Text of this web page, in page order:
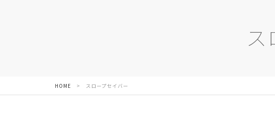
HOME > スロープセイバー